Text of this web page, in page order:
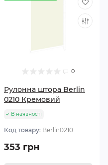
0
Рулонна штора Berlin
0210 Кремовий
В наявності
Код товару: Berlin0210
353 грн